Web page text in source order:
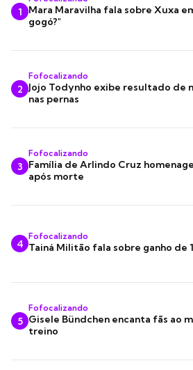
1
Mara Maravilha fala sobre Xuxa
gogó?"
2
Fofocalizando
Jojo Todynho exibe resultado de
nas pernas
3
Fofocalizando
Família de Arlindo Cruz
após morte
4
Fofocalizando
Tainá Militão fala sobre ganho de
5
Fofocalizando
Gisele Bündchen encanta fãs ao
treino